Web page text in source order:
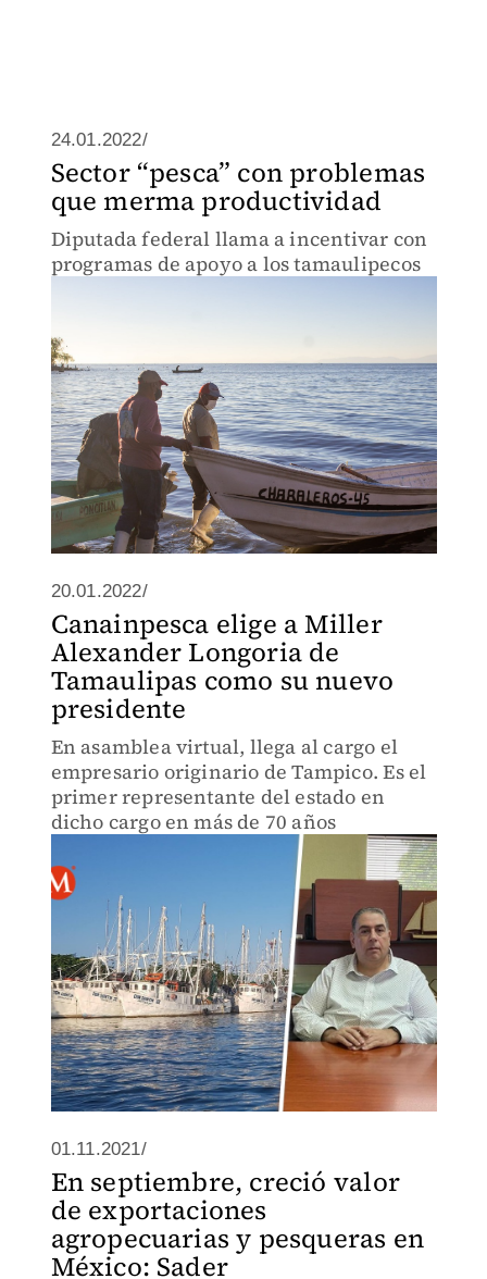
24.01.2022/
Sector “pesca” con problemas
que merma productividad
Diputada federal llama a incentivar con
programas de apoyo a los tamaulipecos
20.01.2022/
Canainpesca elige a Miller
Alexander Longoria de
Tamaulipas como su nuevo
presidente
En asamblea virtual, llega al cargo el
empresario originario de Tampico. Es el
primer representante del estado en
dicho cargo en más de 70 años
01.11.2021/
En septiembre, creció valor
de exportaciones
agropecuarias y pesqueras en
México: Sader